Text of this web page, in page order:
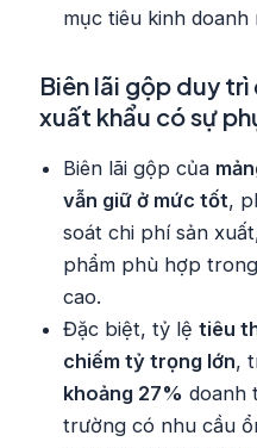
mục tiêu kinh
Biên lãi gộp duy trì
xuất khẩu có sự
Biên lãi gộp của
vẫn giữ ở mức tốt,
soát chi phí sản
phẩm phù hợp
cao.
Đặc biệt, tỷ lệtiêu
chiếm tỷ trọng lớn,
khoảng 27% doanh
trường có nhu cầu